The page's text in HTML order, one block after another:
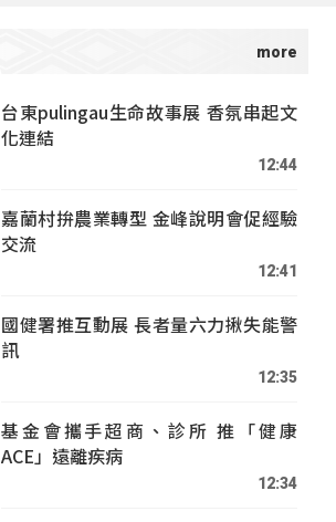
台東pulingau生命故事展 香氛串起文
化連結
12:44
嘉蘭村拚農業轉型 金峰說明會促經驗
交流
12:41
國健署推互動展 長者量六力揪失能警
訊
12:35
基金會攜手超商、診所 推「健康
ACE」遠離疾病
12:34